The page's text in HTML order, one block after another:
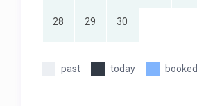
28 29 30
past today booked